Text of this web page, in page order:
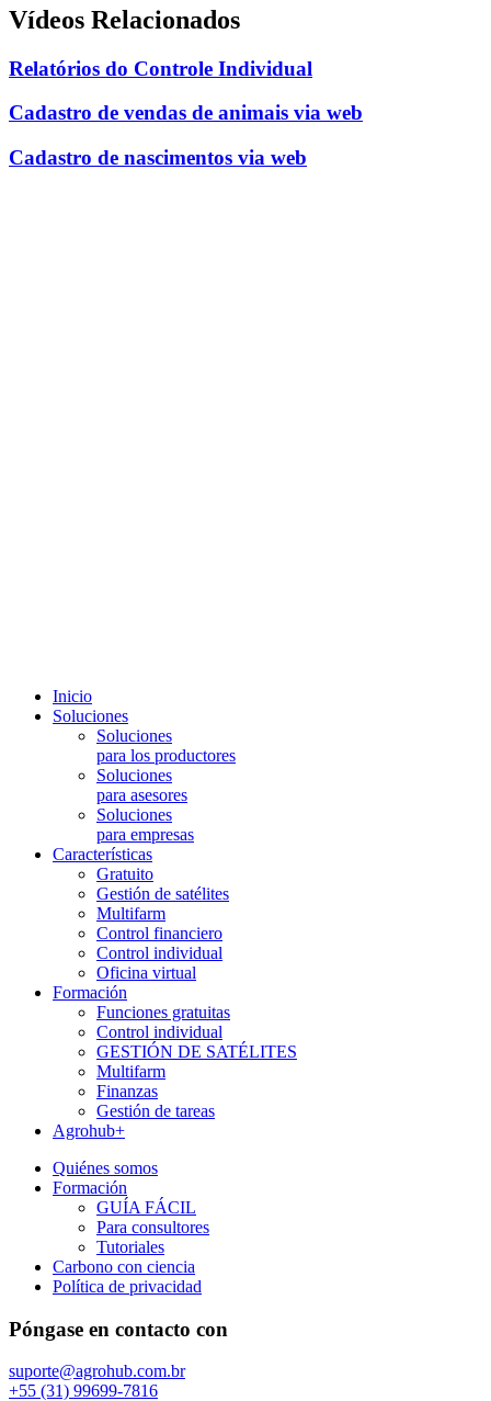
Vídeos Relacionados
Relatórios do Controle Individual
Cadastro de vendas de animais via web
Cadastro de nascimentos via web
Inicio
Soluciones
Soluciones
para los productores
Soluciones
para asesores
Soluciones
para empresas
Características
Gratuito
Gestión de satélites
Multifarm
Control financiero
Control individual
Oficina virtual
Formación
Funciones gratuitas
Control individual
GESTIÓN DE SATÉLITES
Multifarm
Finanzas
Gestión de tareas
Agrohub+
Quiénes somos
Formación
GUÍA FÁCIL
Para consultores
Tutoriales
Carbono con ciencia
Política de privacidad
Póngase en contacto con
suporte@agrohub.com.br
+55 (31) 99699-7816